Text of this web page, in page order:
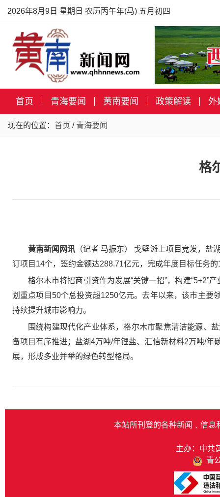
2026年8月9日 星期日 农历丙午年(马) 五月初四
首页 青海要闻 黄南要闻 政策解读 外
现在的位置： 首页 / 青海要闻
格
黄南新闻网讯 （记者 马振东） 戈壁滩上项目竞发，
订项目14个，签约金额达288.71亿元，完成年度目标任务
格尔木市将招商引资作为发展“关键一招”，构建
划重点项目50个总投资超1250亿元。去年以来，该市主要
持续提升城市影响力。
围绕构建现代化产业体系，格尔木市聚焦清洁能源、
备项目有序推进；盐湖4万吨/年锂盐、汇信新材料2万吨/
展，形成多业并举的绿色转型格局。
本站所刊登的各种新闻﹑信息
主办：中共
青